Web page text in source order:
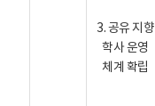
3. 공유 지향
학사 운영
체계 확립